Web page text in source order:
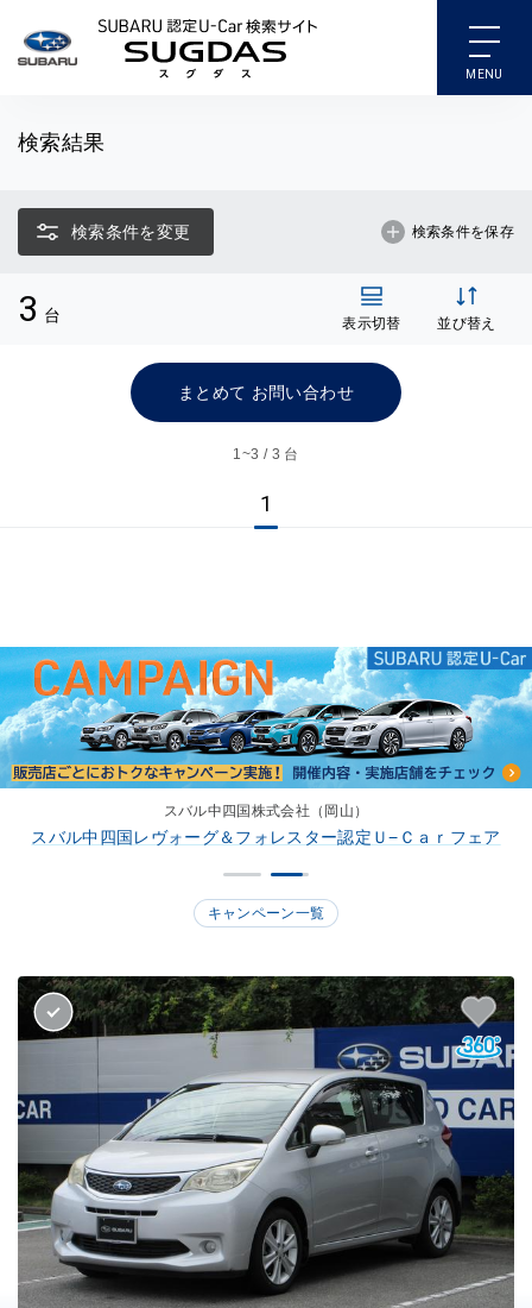
SUBARU 認定U-Car検索
検索結果
検索条件を変更 検索条件を保存
3 台 表示切替 並び替え
まとめて お問い合わせ
1~3 / 3 台
1
スバル中四国株式会社（岡山）
スバル中四国レヴォーグ＆フォレスター認定Ｕ−Ｃａｒフェア
キャンペーン一覧